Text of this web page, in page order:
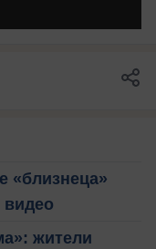
«близнеца»
жители